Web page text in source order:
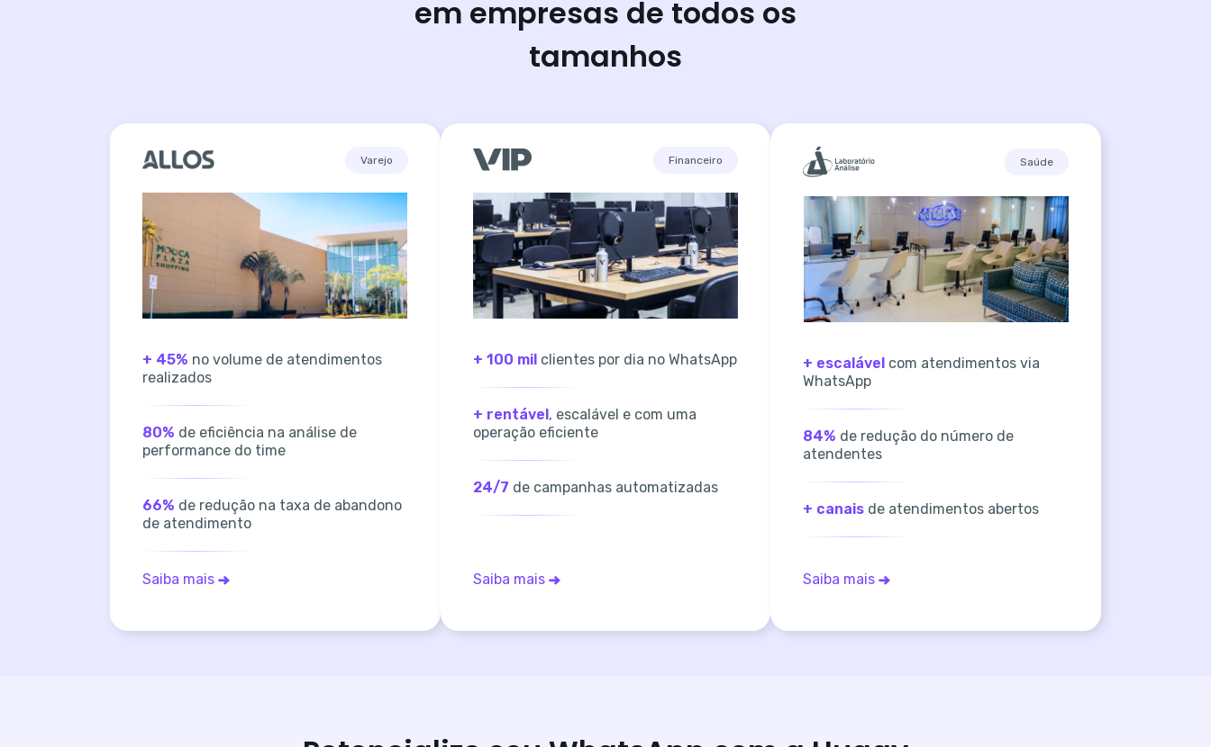
em empresas de todos os
tamanhos
Varejo
+ 45% no volume de atendimentos
realizados
80% de eficiência na análise de
performance do time
66% de redução na taxa de abandono
de atendimento
Saiba mais
Financeiro
+ 100 milclientes por dia no WhatsApp
+ rentável, escalável e com uma
operação eficiente
24/7 de campanhas automatizadas
Saiba mais
Saúde
+ escalável com atendimentos via
WhatsApp
84% de redução do número de
atendentes
+ canais de atendimentos abertos
Saiba mais